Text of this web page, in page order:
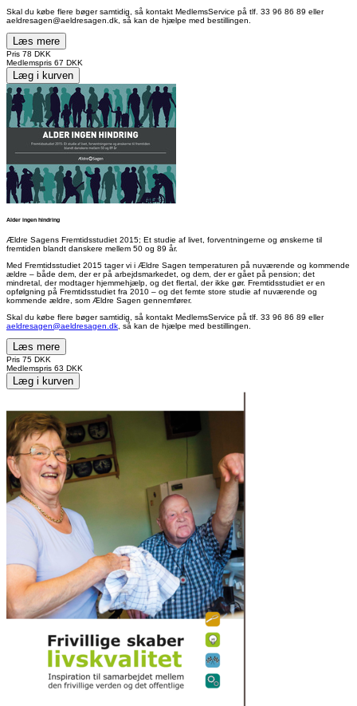
Skal du købe flere bøger samtidig, så kontakt MedlemsService på tlf. 33 96 86 89 eller
aeldresagen@aeldresagen.dk, så kan de hjælpe med bestillingen.
Læs mere
Pris 78 DKK
Medlemspris 67 DKK
Læg i kurven
Alder ingen hindring
Ældre Sagens Fremtidsstudiet 2015; Et studie af livet, forventningerne og ønskerne til
fremtiden blandt danskere mellem 50 og 89 år.
Med Fremtidsstudiet 2015 tager vi i Ældre Sagen temperaturen på nuværende og kommende
ældre – både dem, der er på arbejdsmarkedet, og dem, der er gået på pension; det
mindretal, der modtager hjemmehjælp, og det flertal, der ikke gør. Fremtidsstudiet er en
opfølgning på Fremtidsstudiet fra 2010 – og det femte store studie af nuværende og
kommende ældre, som Ældre Sagen gennemfører.
Skal du købe flere bøger samtidig, så kontakt MedlemsService på tlf. 33 96 86 89 eller
aeldresagen@aeldresagen.dk , så kan de hjælpe med bestillingen.
Læs mere
Pris 75 DKK
Medlemspris 63 DKK
Læg i kurven